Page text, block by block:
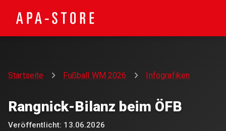
Startseite Fußball WM 2026 Infografiken
Rangnick-Bilanz beim ÖFB
Veröffentlicht: 13.06.2026